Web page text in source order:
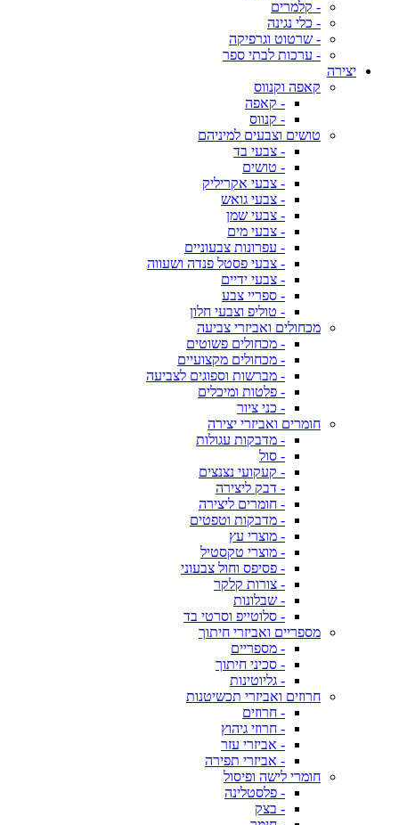
- קלמרים
- כלי נגינה
- שרטוט וגרפיקה
- ערכות לבתי ספר
יצירה
קאפה וקנווס
- קאפה
- קנווס
טושים וצבעים למיניהם
- צבעי בד
- טושים
- צבעי אקריליק
- צבעי גואש
- צבעי שמן
- צבעי מים
- עפרונות צבעוניים
- צבעי פסטל פנדה ושעווה
- צבעי ידיים
- ספריי צבע
- טוליפ וצבעי חלון
מכחולים ואביזרי צביעה
- מכחולים פשוטים
- מכחולים מקצועיים
- מברשות וספוגים לצביעה
- פלטות ומיכלים
- כני ציור
חומרים ואביזרי יצירה
- מדבקות עגולות
- סול
- קעקועי נצנצים
- דבק ליצירה
- חומרים ליצירה
- מדבקות וטפטים
- מוצרי עץ
- מוצרי טקסטיל
- פסיפס וחול צבעוני
- צורות קלקר
- שבלונות
- סלוטייפ וסרטי בד
מספריים ואביזרי חיתוך
- מספריים
- סכיני חיתוך
- גליוטינות
חרוזים ואביזרי תכשיטנות
- חרוזים
- חרוזי גיהוץ
- אביזרי עזר
- אביזרי תפירה
חומרי לישה ופיסול
- פלסטלינה
- בצק